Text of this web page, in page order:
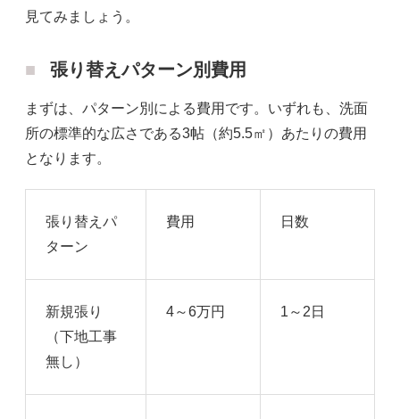
見てみましょう。
張り替えパターン別費用
まずは、パターン別による費用です。いずれも、洗面
所の標準的な広さである3帖（約5.5㎡）あたりの費用
となります。
張り替えパ
ターン
費用 日数
新規張り
（下地工事
無し）
4～6万円 1～2日